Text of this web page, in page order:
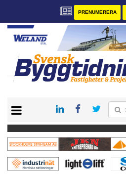
PRENUMERERA
PRENUMERERA
VÅRA ANDRA MAGASIN
ANNONSERA